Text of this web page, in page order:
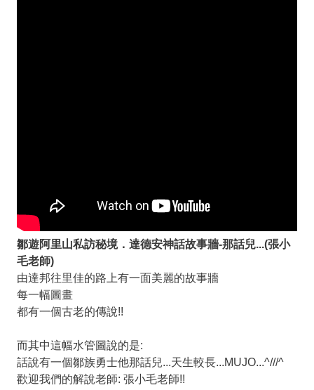
鄒遊阿里山私訪秘境．達德安神話故事牆-那話兒...(張小
毛老師)
由達邦往里佳的路上有一面美麗的故事牆
每一幅圖畫
都有一個古老的傳說!!
而其中這幅水管圖說的是:
話說有一個鄒族勇士他那話兒...天生較長...MUJO...^///^
歡迎我們的解說老師: 張小毛老師!!